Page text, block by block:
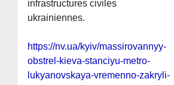
infrastructures civiles
ukrainiennes.
https://nv.ua/kyiv/massirovannyy-
obstrel-kieva-stanciyu-metro-
lukyanovskaya-vremenno-zakryli-